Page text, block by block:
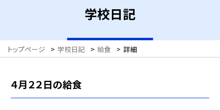
学校日記
トップページ > 学校日記 > 給食 > 詳細
４月２２日の給食